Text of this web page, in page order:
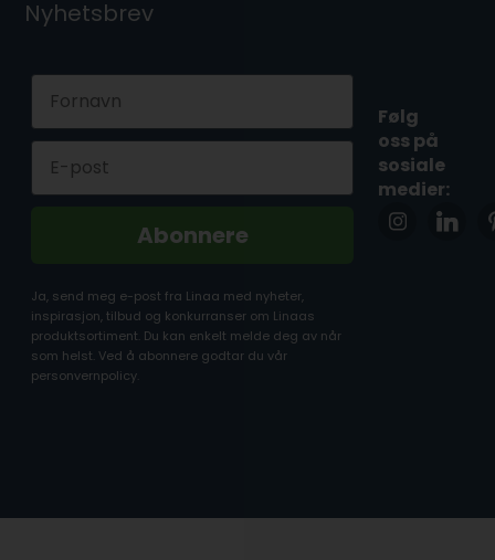
Nyhetsbrev
Abonnere
Ja, send meg e-post fra Linaa med nyheter,
inspirasjon, tilbud og konkurranser om Linaas
produktsortiment. Du kan enkelt melde deg av når
som helst. Ved å abonnere godtar du vår
personvernpolicy.
Følg
oss på
sosiale
medier: